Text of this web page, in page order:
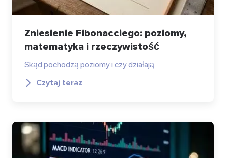
Zniesienie Fibonacciego: poziomy,
matematyka i rzeczywistość
Skąd pochodzą poziomy i czy działają…
Czytaj teraz